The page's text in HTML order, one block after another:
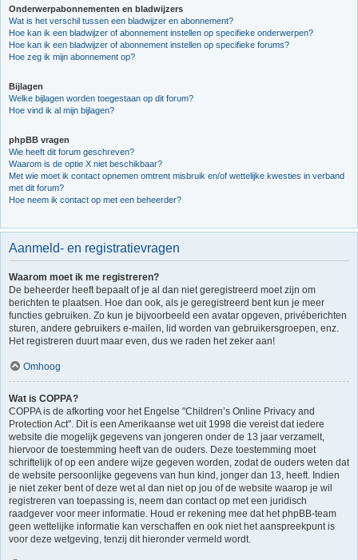
Onderwerpabonnementen en bladwijzers
Wat is het verschil tussen een bladwijzer en abonnement?
Hoe kan ik een bladwijzer of abonnement instellen op specifieke onderwerpen?
Hoe kan ik een bladwijzer of abonnement instellen op specifieke forums?
Hoe zeg ik mijn abonnement op?
Bijlagen
Welke bijlagen worden toegestaan op dit forum?
Hoe vind ik al mijn bijlagen?
phpBB vragen
Wie heeft dit forum geschreven?
Waarom is de optie X niet beschikbaar?
Met wie moet ik contact opnemen omtrent misbruik en/of wettelijke kwesties in verband
met dit forum?
Hoe neem ik contact op met een beheerder?
Aanmeld- en registratievragen
Waarom moet ik me registreren?
De beheerder heeft bepaalt of je al dan niet geregistreerd moet zijn om
berichten te plaatsen. Hoe dan ook, als je geregistreerd bent kun je meer
functies gebruiken. Zo kun je bijvoorbeeld een avatar opgeven, privéberichten
sturen, andere gebruikers e-mailen, lid worden van gebruikersgroepen, enz.
Het registreren duurt maar even, dus we raden het zeker aan!
Omhoog
Wat is COPPA?
COPPA is de afkorting voor het Engelse "Children’s Online Privacy and
Protection Act". Dit is een Amerikaanse wet uit 1998 die vereist dat iedere
website die mogelijk gegevens van jongeren onder de 13 jaar verzamelt,
hiervoor de toestemming heeft van de ouders. Deze toestemming moet
schriftelijk of op een andere wijze gegeven worden, zodat de ouders weten dat
de website persoonlijke gegevens van hun kind, jonger dan 13, heeft. Indien
je niet zeker bent of deze wet al dan niet op jou of de website waarop je wil
registreren van toepassing is, neem dan contact op met een juridisch
raadgever voor meer informatie. Houd er rekening mee dat het phpBB-team
geen wettelijke informatie kan verschaffen en ook niet het aanspreekpunt is
voor deze wetgeving, tenzij dit hieronder vermeld wordt.